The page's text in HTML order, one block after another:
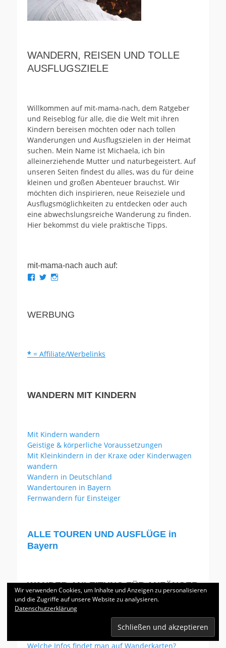
WANDERN, REISEN UND TOLLE
AUSFLUGSZIELE
Willkommen auf mit-mama-nach, dem Ratgeber
und Reiseblog für alle, die die Welt mit ihren
Kindern bereisen möchten oder nach tollen
Wanderungen und Ausflugszielen in der Heimat
suchen. Mein Name ist Michaela, ich bin
alleinerziehende Mutter und naturbegeistert. Auf
unseren Seiten findest du alles, was du für deine
kleinen und großen Abenteuer brauchst. Wir
möchten dich inspirieren, neue Reiseziele und
Ausflugsmöglichkeiten zu entdecken oder auch
eine abwechslungsreiche Wanderung zu finden.
Hier bekommst du viele praktische Tipps.
mit-mama-nach auch auf:
Profil
anzeigen
Profil
anzeigen
anzeigen
WERBUNG
* = Affiliate/Werbelinks
WANDERN MIT KINDERN
Mit Kindern wandern
Geistige & körperliche Voraussetzungen
Mit Kleinkindern in der Kraxe oder Kinderwagen
wandern
Wandern in Deutschland
Wandertouren in Bayern
Fernwandern für Einsteiger
ALLE TOUREN UND AUSFLÜGE in
Bayern
WANDER-ANLEITUNG FÜR ANFÄNGER
Wie lese ich eine Wanderkarte richtig?
Welche Infos findet man auf Wanderkarten?
Wir verwenden Cookies, um Inhalte und Anzeigen zu personalisieren
und die Zugriffe auf unsere Website zu analysieren.
Datenschutzerklärung